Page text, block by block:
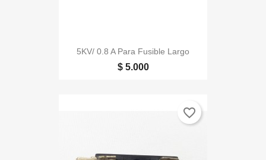
5KV/ 0.8 A Para Fusible Largo
$ 5.000
favorite_border